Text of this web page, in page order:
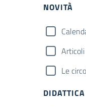
NOVITÀ
Articoli
Le
DIDATTICA